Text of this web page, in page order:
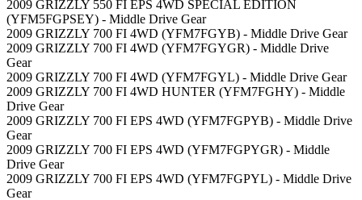
2009 GRIZZLY 550 FI EPS 4WD SPECIAL EDITION
(YFM5FGPSEY) - Middle Drive Gear
2009 GRIZZLY 700 FI 4WD (YFM7FGYB) - Middle Drive Gear
2009 GRIZZLY 700 FI 4WD (YFM7FGYGR) - Middle Drive
Gear
2009 GRIZZLY 700 FI 4WD (YFM7FGYL) - Middle Drive Gear
2009 GRIZZLY 700 FI 4WD HUNTER (YFM7FGHY) - Middle
Drive Gear
2009 GRIZZLY 700 FI EPS 4WD (YFM7FGPYB) - Middle Drive
Gear
2009 GRIZZLY 700 FI EPS 4WD (YFM7FGPYGR) - Middle
Drive Gear
2009 GRIZZLY 700 FI EPS 4WD (YFM7FGPYL) - Middle Drive
Gear